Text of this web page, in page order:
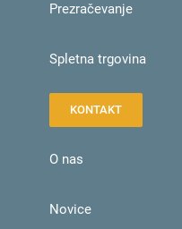
Prezračevanje
Spletna trgovina
KONTAKT
O nas
Novice